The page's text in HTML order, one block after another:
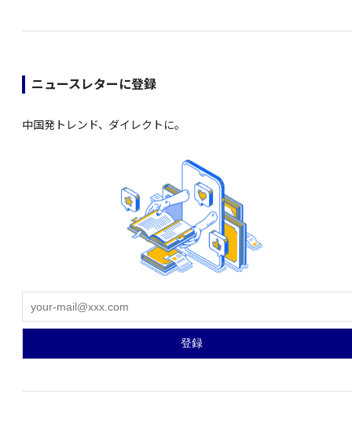
ニュースレターに登録
中国発トレンド、ダイレクトに。